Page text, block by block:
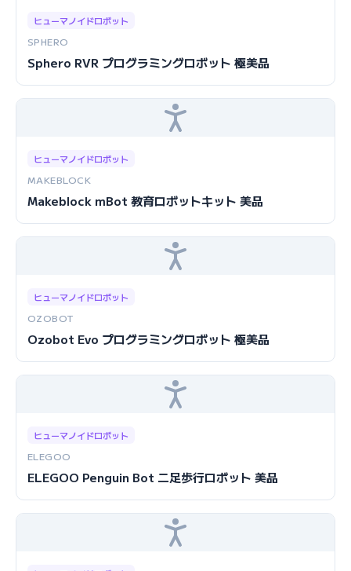
ヒューマノイドロボット
SPHERO
Sphero RVR プログラミングロボット 極美品
ヒューマノイドロボット
MAKEBLOCK
Makeblock mBot 教育ロボットキット 美品
ヒューマノイドロボット
OZOBOT
Ozobot Evo プログラミングロボット 極美品
ヒューマノイドロボット
ELEGOO
ELEGOO Penguin Bot 二足歩行ロボット 美品